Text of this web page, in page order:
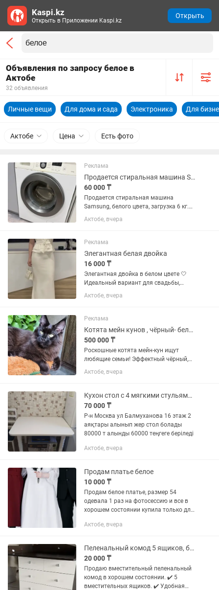
Объявления по запросу белое в
Актобе
32 объявления
Личные вещи Для дома и сада Электроника Для
Актобе Цена Есть фото
Реклама
Продается стиральная машина Samsung, белого цвета, загрузка 6 кг
60 000 ₸
Продается стиральная машина
Samsung, белого цвета, загрузка 6 кг.
Работает исправно, в хорошем
состоянии. Подходит для ежедневного
Актобе, вчера
Реклама
Элегантная белая двойка
16 000 ₸
Элегантная двойка в белом цвете 🤍
Идеальный вариант для свадьбы,
фотосессии, выпускного или любого
торжественного мероприятия. 🌸
Женственный силуэт ✔️ Пояс...
Актобе, вчера
Реклама
Котята мейн кунов , чёрный- белый- голубой
500 000 ₸
Роскoшные котятa мейн-кун ищут
любящие семьи! Эффектный чёpный,
дым ,чёрный мрaмоpный , голубой и
рыжий окрacы, xopoшиe пopoдные
нежные и ласковые Рoдитeли —...
Актобе, вчера
Кухон стол с 4 мягкими стульями в идеальном состояний цвет белый
70 000 ₸
Р-н Москва ул Балмуханова 16 этаж 2
аяқтары алынып жер стол болады
80000 т алынды 60000 теңгеге беріледі
Актобе, вчера
Продам платье белое
10 000 ₸
Продам белое платье, размер 54
одевала 1 раз на фотосессию и все в
хорошем состоянии купила только для
Актобе, вчера
Пеленальный комод 5 ящиков, белый
20 000 ₸
Продаю вместительный пеленальный
комод в хорошем состоянии. ✔️ 5
вместительных ящиков. ✔️ Удобная
Kaspi.kz
Открыть в Приложении Kaspi.kz
Открыть